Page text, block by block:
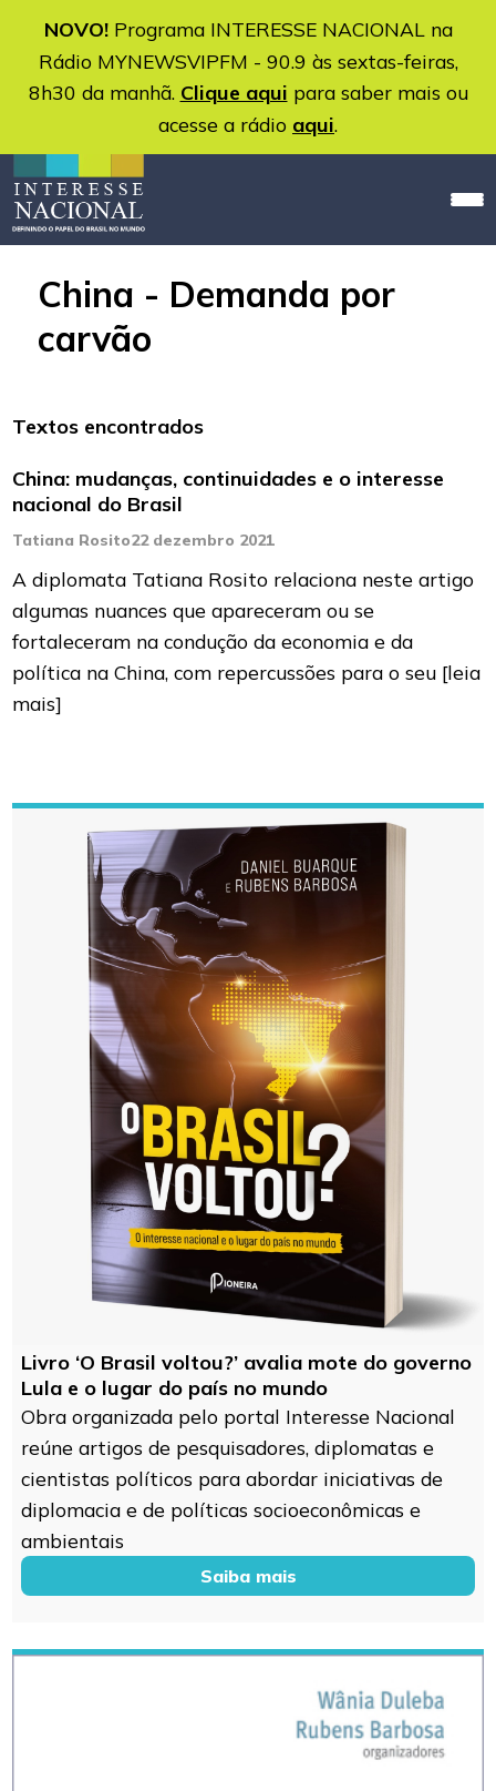
NOVO!Programa INTERESSE NACIONAL na
Rádio MYNEWSVIPFM - 90.9 às sextas-feiras,
8h30 da manhã. Clique aqui para saber mais ou
acesse a rádio aqui.
China - Demanda por
carvão
Textos encontrados
China: mudanças, continuidades e o interesse
nacional do Brasil
Tatiana Rosito22 dezembro 2021
A diplomata Tatiana Rosito relaciona neste artigo
algumas nuances que apareceram ou se
fortaleceram na condução da economia e da
política na China, com repercussões para o seu [leia
mais]
Livro ‘O Brasil voltou?’ avalia mote do governo
Lula e o lugar do país no mundo
Obra organizada pelo portal Interesse Nacional
reúne artigos de pesquisadores, diplomatas e
cientistas políticos para abordar iniciativas de
diplomacia e de políticas socioeconômicas e
ambientais
Saiba mais